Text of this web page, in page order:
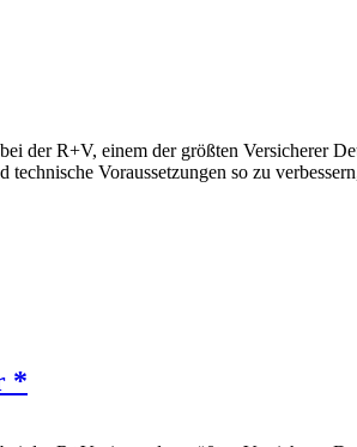
der R+V, einem der größten Versicherer
Voraussetzungen so zu
*